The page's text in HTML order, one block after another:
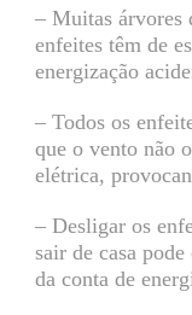
– Muitas árvores
enfeites têm de
energização
– Todos os
que o vento não
elétrica,
– Desligar os
sair de casa
da conta de